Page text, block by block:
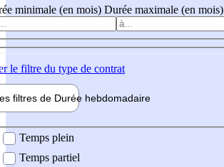
minimale (en mois) Durée maximale (en mois)
le filtre du type de contrat
filtres de Durée hebdomadaire
Temps plein
Temps partiel